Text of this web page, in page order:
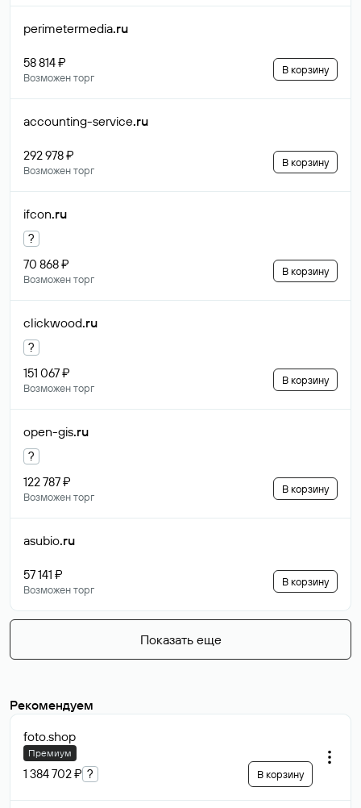
perimetermedia.ru
58 814 ₽
Возможен торг
В корзину
accounting-service.ru
292 978 ₽
Возможен торг
В корзину
ifcon.ru
?
70 868 ₽
Возможен торг
В корзину
clickwood.ru
?
151 067 ₽
Возможен торг
В корзину
open-gis.ru
?
122 787 ₽
Возможен торг
В корзину
asubio.ru
57 141 ₽
Возможен торг
В корзину
Показать еще
Рекомендуем
foto.shop
Премиум
1 384 702 ₽ ? В корзину